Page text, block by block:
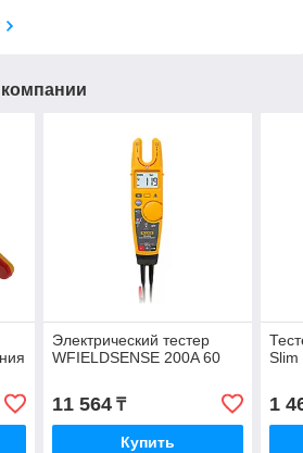
Электрический тестер
WFIELDSENSE 200A 60
11 564₸
Купить
Slim
1